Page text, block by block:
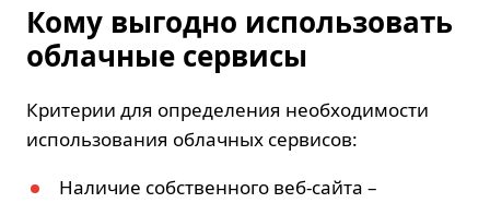
Кому выгодно использовать
облачные сервисы
Критерии для определения необходимости
использования облачных сервисов:
Наличие собственного веб-сайта –